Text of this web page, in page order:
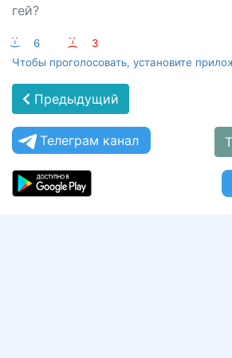
гей?
:-) 6 :-(
3
Чтобы проголосовать, установите
Предыдущий
Телеграм канал